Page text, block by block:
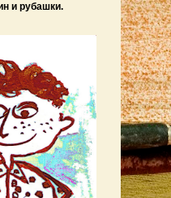
и рубашки.